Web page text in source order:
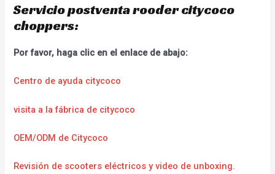
Servicio postventa rooder citycoco
choppers:
Por favor, haga clic en el enlace de abajo:
Centro de ayuda citycoco
visita a la fábrica de citycoco
OEM/ODM de Citycoco
Revisión de scooters eléctricos y video de unboxing.